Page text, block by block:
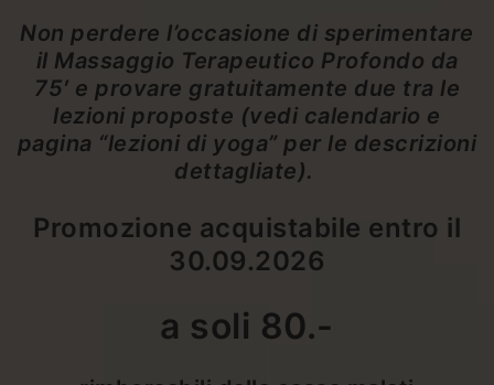
Non perdere l’occasione di sperimentare
il Massaggio Terapeutico Profondo da
75′ e provare gratuitamente due tra le
lezioni proposte (vedi calendario e
pagina “lezioni di yoga” per le descrizioni
dettagliate).
Promozione acquistabile entro il
30.09.2026
a soli 80.-